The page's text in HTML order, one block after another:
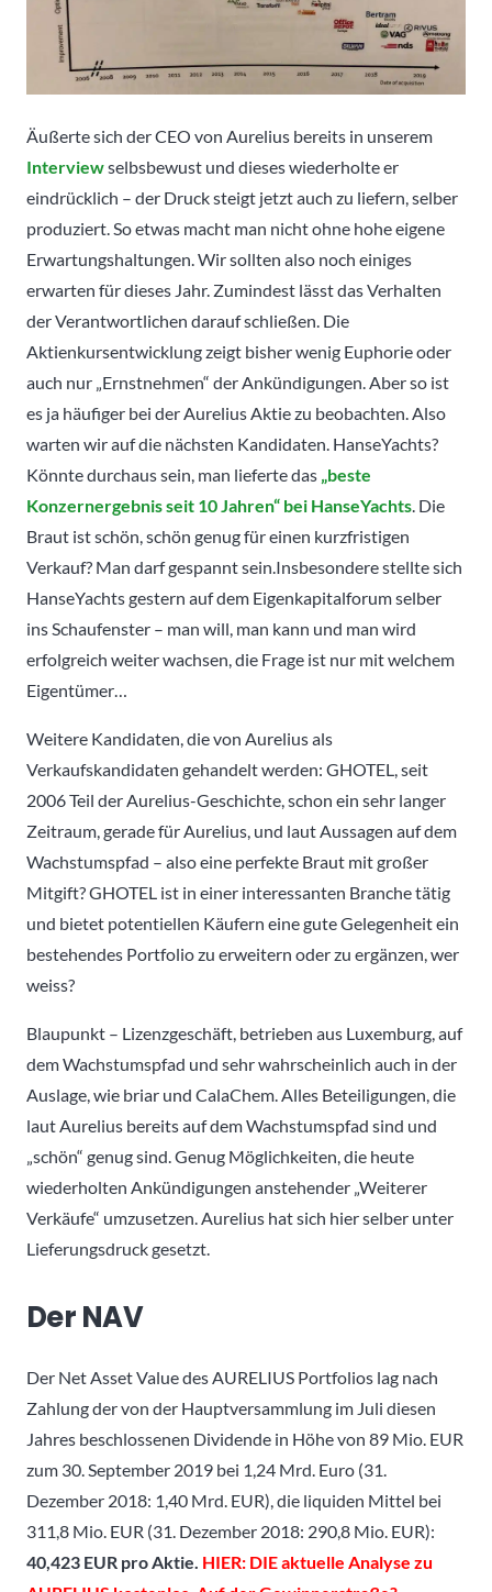
Äußerte sich der CEO von Aurelius bereits in unserem
Interviewselbsbewust und dieses wiederholte er
eindrücklich – der Druck steigt jetzt auch zu liefern, selber
produziert. So etwas macht man nicht ohne hohe eigene
Erwartungshaltungen. Wir sollten also noch einiges
erwarten für dieses Jahr. Zumindest lässt das Verhalten
der Verantwortlichen darauf schließen. Die
Aktienkursentwicklung zeigt bisher wenig Euphorie oder
auch nur „Ernstnehmen“ der Ankündigungen. Aber so ist
es ja häufiger bei der Aurelius Aktie zu beobachten. Also
warten wir auf die nächsten Kandidaten. HanseYachts?
Könnte durchaus sein, man lieferte das „beste
Konzernergebnis seit 10 Jahren“ bei HanseYachts . Die
Braut ist schön, schön genug für einen kurzfristigen
Verkauf? Man darf gespannt sein.Insbesondere stellte sich
HanseYachts gestern auf dem Eigenkapitalforum selber
ins Schaufenster – man will, man kann und man wird
erfolgreich weiter wachsen, die Frage ist nur mit welchem
Eigentümer…
Weitere Kandidaten, die von Aurelius als
Verkaufskandidaten gehandelt werden: GHOTEL, seit
2006 Teil der Aurelius-Geschichte, schon ein sehr langer
Zeitraum, gerade für Aurelius, und laut Aussagen auf dem
Wachstumspfad – also eine perfekte Braut mit großer
Mitgift? GHOTEL ist in einer interessanten Branche tätig
und bietet potentiellen Käufern eine gute Gelegenheit ein
bestehendes Portfolio zu erweitern oder zu ergänzen, wer
weiss?
Blaupunkt – Lizenzgeschäft, betrieben aus Luxemburg, auf
dem Wachstumspfad und sehr wahrscheinlich auch in der
Auslage, wie briar und CalaChem. Alles Beteiligungen, die
laut Aurelius bereits auf dem Wachstumspfad sind und
„schön“ genug sind. Genug Möglichkeiten, die heute
wiederholten Ankündigungen anstehender „Weiterer
Verkäufe“ umzusetzen. Aurelius hat sich hier selber unter
Lieferungsdruck gesetzt.
Der NAV
Der Net Asset Value des AURELIUS Portfolios lag nach
Zahlung der von der Hauptversammlung im Juli diesen
Jahres beschlossenen Dividende in Höhe von 89 Mio. EUR
zum 30. September 2019 bei 1,24 Mrd. Euro (31.
Dezember 2018: 1,40 Mrd. EUR), die liquiden Mittel bei
311,8 Mio. EUR (31. Dezember 2018: 290,8 Mio. EUR):
40,423 EUR pro Aktie. HIER: DIE aktuelle Analyse zu